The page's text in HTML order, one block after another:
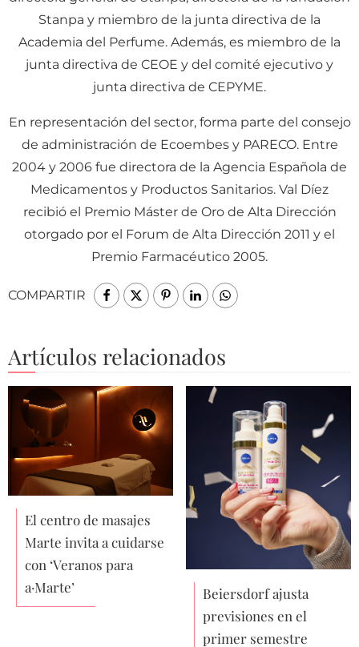
Stanpa y miembro de la junta directiva de la
Academia del Perfume. Además, es miembro de la
junta directiva de CEOE y del comité ejecutivo y
junta directiva de CEPYME.
En representación del sector, forma parte del consejo
de administración de Ecoembes y PARECO. Entre
2004 y 2006 fue directora de la Agencia Española de
Medicamentos y Productos Sanitarios. Val Díez
recibió el Premio Máster de Oro de Alta Dirección
otorgado por el Forum de Alta Dirección 2011 y el
Premio Farmacéutico 2005.
COMPARTIR
Artículos relacionados
El centro de masajes
Marte invita a cuidarse
con ‘Veranos para
a·Marte’
Beiersdorf ajusta
previsiones en el
primer semestre